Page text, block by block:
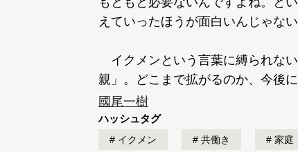
えていったほうが面白いんじゃな
イクメンという言葉に縛られな
親」。どこまで拡がるのか、今後
國尾一樹
ハッシュタグ
イクメン 共働き 家庭